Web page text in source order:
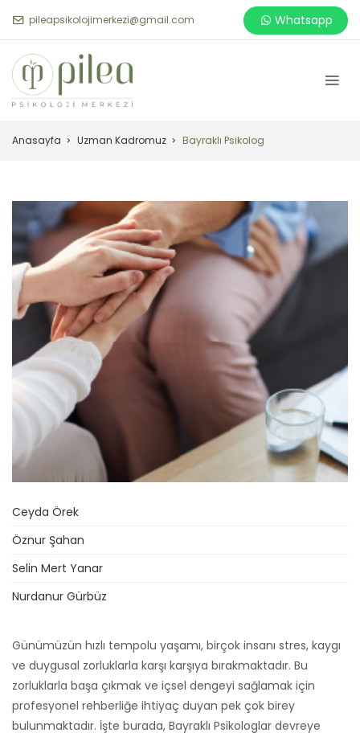
pileapsikolojimerkezi@gmail.com Whatsapp
Anasayfa Uzman Kadromuz Bayraklı Psikolog
Ceyda Örek
Öznur Şahan
Selin Mert Yanar
Nurdanur Gürbüz
Günümüzün hızlı tempolu yaşamı, birçok insanı stres, kaygı
ve duygusal zorluklarla karşı karşıya bırakmaktadır. Bu
zorluklarla başa çıkmak ve içsel dengeyi sağlamak için
profesyonel rehberliğe ihtiyaç duyan pek çok birey
bulunmaktadır. İşte burada, Bayraklı Psikologlar devreye